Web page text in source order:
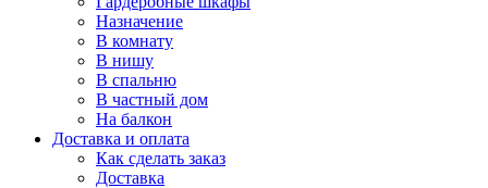
Назначение
В комнату
В нишу
В спальню
В частный дом
На балкон
Доставка и оплата
Как сделать заказ
Доставка